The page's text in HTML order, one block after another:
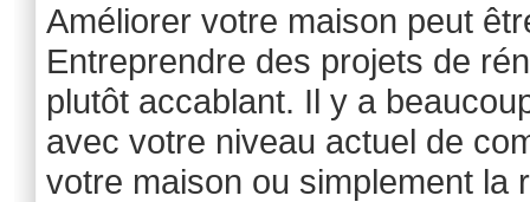
Améliorer votre maison peut
Entreprendre des projets de
plutôt accablant. Il y a
avec votre niveau actuel de
votre maison ou simplement la